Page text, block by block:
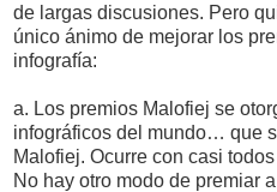
de largas discusiones. Pero
único ánimo de mejorar los
infografía:
a. Los premios Malofiej se
infográficos del mundo… que
Malofiej. Ocurre con casi
No hay otro modo de premiar